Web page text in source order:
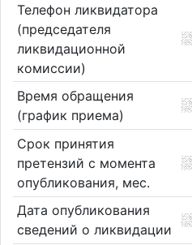
Телефон ликвидатора
(председателя
ликвидационной
комиссии)
Время обращения
(график приема)
Срок принятия
претензий с момента
опубликования, мес.
Дата опубликования
сведений о ликвидации